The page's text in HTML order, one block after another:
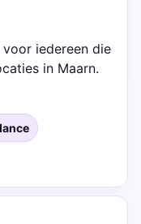
iedereen die
in Maarn.